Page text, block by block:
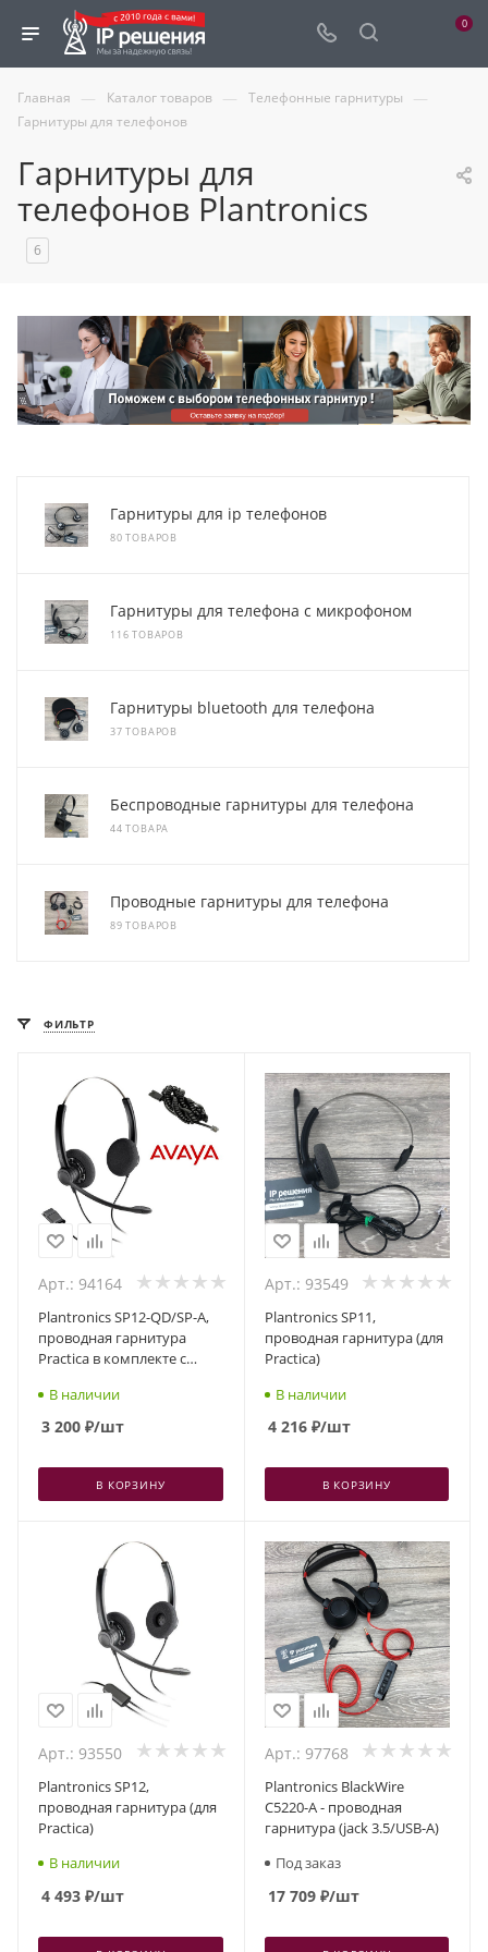
0
Главная — Каталог товаров — Телефонные гарнитуры —
Гарнитуры для телефонов
Гарнитуры для
телефонов Plantronics
6
Гарнитуры для ip телефонов
80 ТОВАРОВ
Гарнитуры для телефона с микрофоном
116 ТОВАРОВ
Гарнитуры bluetooth для телефона
37 ТОВАРОВ
Беспроводные гарнитуры для телефона
44 ТОВАРА
Проводные гарнитуры для телефона
89 ТОВАРОВ
ФИЛЬТР
Арт.: 94164
Plantronics SP12-QD/SP-A,
проводная гарнитура
Practica в комплекте с
для Avaya
В наличии
3 200 ₽/шт
В КОРЗИНУ
Арт.: 93549
Plantronics SP11,
проводная гарнитура (для
Practica)
В наличии
4 216₽/шт
В КОРЗИНУ
Арт.: 93550
Plantronics SP12,
проводная гарнитура (для
Practica)
В наличии
4 493 ₽/шт
Арт.: 97768
Plantronics BlackWire
C5220-A - проводная
гарнитура (jack 3.5/USB-A)
Под заказ
17 709₽/шт